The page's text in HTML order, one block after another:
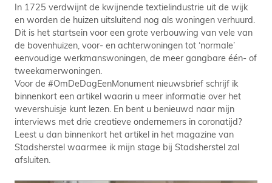
In 1725 verdwijnt de kwijnende textielindustrie uit de wijk
en worden de huizen uitsluitend nog als woningen verhuurd.
Dit is het startsein voor een grote verbouwing van vele van
de bovenhuizen, voor- en achterwoningen tot ‘normale’
eenvoudige werkmanswoningen, de meer gangbare één- of
tweekamerwoningen.
Voor de #OmDeDagEenMonument nieuwsbrief schrijf ik
binnenkort een artikel waarin u meer informatie over het
wevershuisje kunt lezen. En bent u benieuwd naar mijn
interviews met drie creatieve ondernemers in coronatijd?
Leest u dan binnenkort het artikel in het magazine van
Stadsherstel waarmee ik mijn stage bij Stadsherstel zal
afsluiten.